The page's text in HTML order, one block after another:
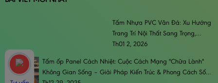
Tấm Nhựa PVC Vân Đá: Xu Hướng
Trang Trí Nội Thất Sang Trọng,
Đẳng Cấp & Bền Bỉ
Th01 2, 2026
Tấm ốp Panel Cách Nhiệt: Cuộc Cách Mạng "Chữa Lành"
Không Gian Sống – Giải Pháp Kiến Trúc & Phong Cách Sống